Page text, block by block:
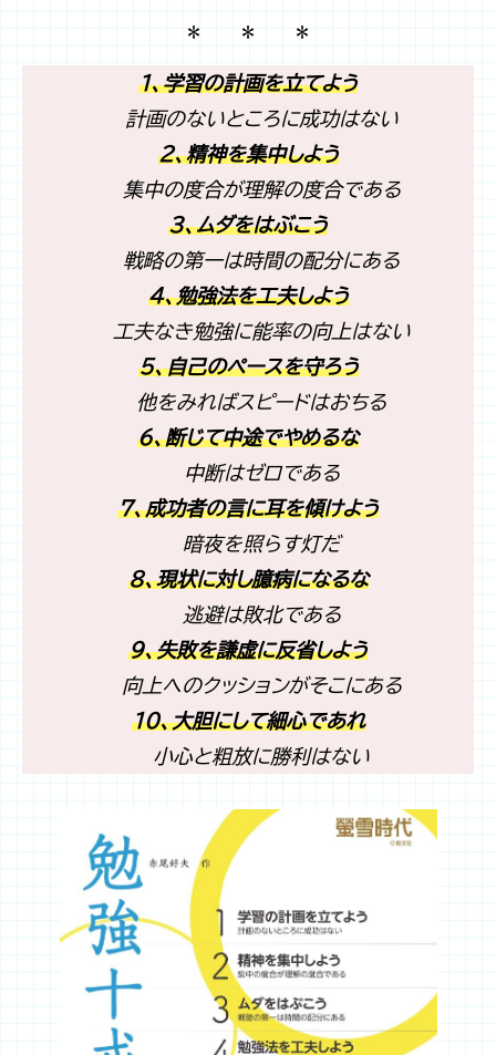
＊ ＊ ＊
１、学習の計画を立てよう
計画のないところに成功はない
２、精神を集中しよう
集中の度合が理解の度合である
３、ムダをはぶこう
戦略の第一は時間の配分にある
４、勉強法を工夫しよう
工夫なき勉強に能率の向上はない
５、自己のペースを守ろう
他をみればスピードはおちる
６、断じて中途でやめるな
中断はゼロである
７、成功者の言に耳を傾けよう
暗夜を照らす灯だ
８、現状に対し臆病になるな
逃避は敗北である
９、失敗を謙虚に反省しよう
向上へのクッションがそこにある
１０、大胆にして細心であれ
小心と粗放に勝利はない